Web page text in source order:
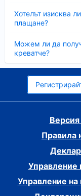
Хотелът изисква
плащане?
Можем ли да
креватче?
Правила
Управление
Управление